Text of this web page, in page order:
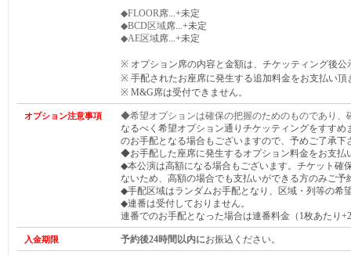
◆FLOOR席...+未定
◆BCD区域席...+未定
◆AE区域席...+未定
※ オプション席の内容と金額は、チケッティング後公
※ 手配されたお座席に発生する追加料金をお支払い頂
※ M&G席は受付できません。
オプション注意事項
◆希望オプションは確保の把握のためのものであり、
なるべく希望オプション通りチケッティングをすす
のお手配となる場合もございますので、予めご了承下
◆お手配した座席に発生するオプション料金をお支払
◆本公演は高額になる場合もございます。チケット確
ないため、高額の場合でも支払いができる方のみご予
◆手配区域はランダムお手配となり、区域・列等の希
◆連番は受付しておりません。
連番でのお手配となった場合は連番料金（1枚あたり
入金期限 予約後24時間以内にお振込ください。